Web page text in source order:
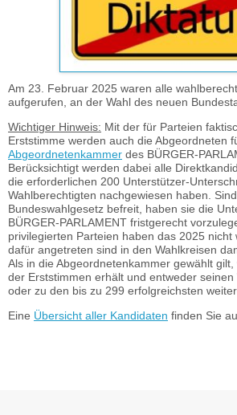
Am 23. Februar 2025 waren alle
aufgerufen, an der Wahl des neuen
Wichtiger Hinweis: Mit der für Parteien
Erststimme werden auch die Abgeordneten
Abgeordnetenkammer des BÜRGER-
Berücksichtigt werden dabei alle
die erforderlichen 200 Unterstützer-
Wahlberechtigten nachgewiesen haben.
Bundeswahlgesetz befreit, haben sie die
BÜRGER-PARLAMENT fristgerecht
privilegierten Parteien haben das 2025 nicht
dafür angetreten sind in den Wahlkreisen
Als in die Abgeordnetenkammer gewählt
der Erststimmen erhält und entweder seinen
oder zu den bis zu 299 erfolgreichsten
Eine Übersicht aller Kandidaten finden Sie